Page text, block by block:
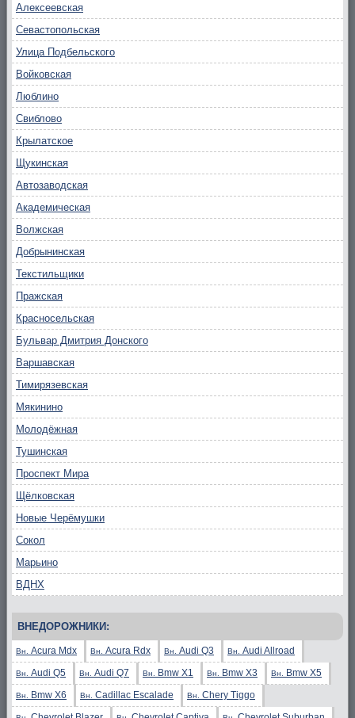
Алексеевская
Севастопольская
Улица Подбельского
Войковская
Люблино
Свиблово
Крылатское
Щукинская
Автозаводская
Академическая
Волжская
Добрынинская
Текстильщики
Пражская
Красносельская
Бульвар Дмитрия Донского
Варшавская
Тимирязевская
Мякинино
Молодёжная
Тушинская
Проспект Мира
Щёлковская
Новые Черёмушки
Сокол
Марьино
ВДНХ
ВНЕДОРОЖНИКИ:
Вн. Acura Mdx Вн. Acura Rdx Вн. Audi Q3 Вн. Audi Allroad
Вн. Audi Q5 Вн. Audi Q7 Вн. Bmw X1 Вн. Bmw X3 Вн. Bmw X5
Вн. Bmw X6 Вн. Cadillac Escalade Вн. Chery Tiggo